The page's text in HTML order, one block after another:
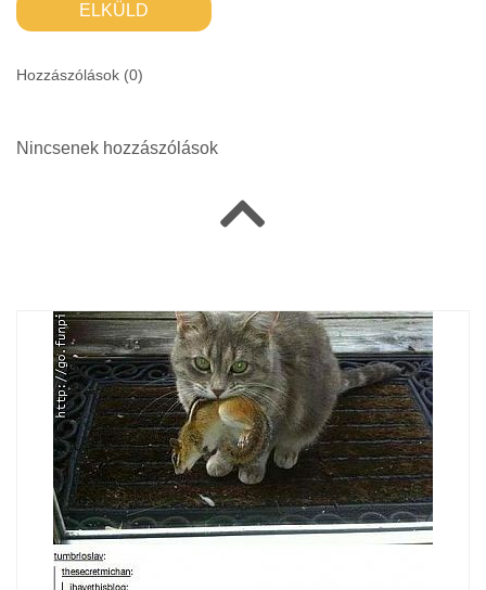
ELKÜLD
Hozzászólások (0)
Nincsenek hozzászólások